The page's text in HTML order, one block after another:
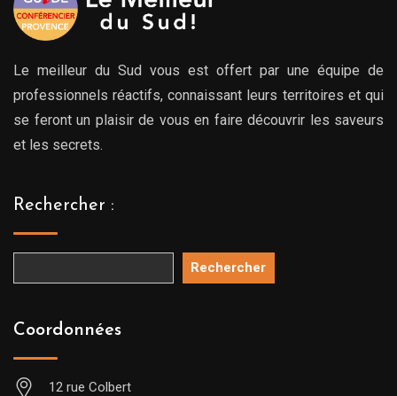
Le meilleur du Sud vous est offert par une équipe de
professionnels réactifs, connaissant leurs territoires et qui
se feront un plaisir de vous en faire découvrir les saveurs
et les secrets.
Rechercher :
Rechercher
Coordonnées
12 rue Colbert